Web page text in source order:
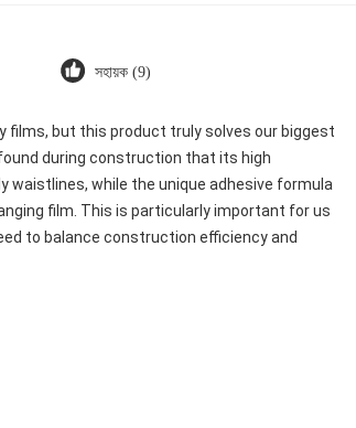
সহায়ক (9)
films, but this product truly solves our biggest
during construction that its high
while the unique adhesive formula
film. This is particularly important for us
to balance construction efficiency and